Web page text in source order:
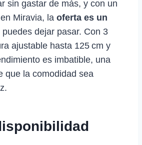
sin gastar de más, y con un
Miravia, la oferta es un
puedes dejar pasar. Con 3
ajustable hasta 125 cm y
es imbatible, una
que la comodidad sea